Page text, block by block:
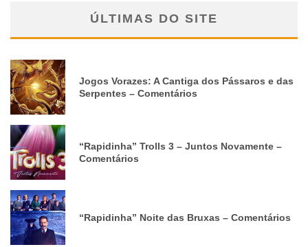
ÚLTIMAS DO SITE
Jogos Vorazes: A Cantiga dos Pássaros e das
Serpentes – Comentários
“Rapidinha” Trolls 3 – Juntos Novamente –
Comentários
“Rapidinha” Noite das Bruxas – Comentários